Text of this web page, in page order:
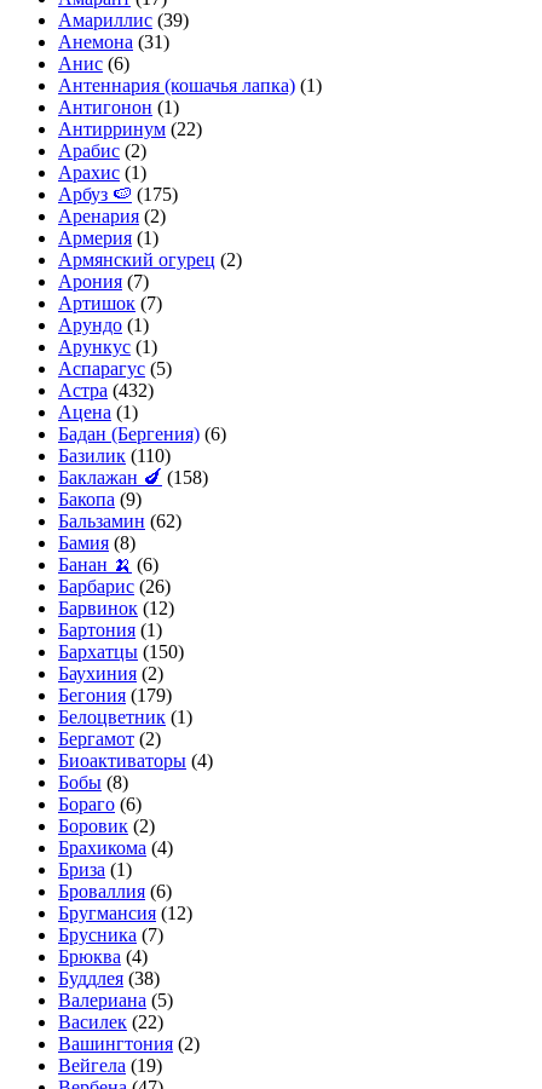
Амариллис (39)
Анемона (31)
Анис (6)
Антеннария (кошачья лапка) (1)
Антигонон (1)
Антирринум (22)
Арабис (2)
Арахис (1)
Арбуз 🍉 (175)
Аренария (2)
Армерия (1)
Армянский огурец (2)
Арония (7)
Артишок (7)
Арундо (1)
Арункус (1)
Аспарагус (5)
Астра (432)
Ацена (1)
Бадан (Бергения) (6)
Базилик (110)
Баклажан 🍆 (158)
Бакопа (9)
Бальзамин (62)
Бамия (8)
Банан 🍌 (6)
Барбарис (26)
Барвинок (12)
Бартония (1)
Бархатцы (150)
Баухиния (2)
Бегония (179)
Белоцветник (1)
Бергамот (2)
Биоактиваторы (4)
Бобы (8)
Бораго (6)
Боровик (2)
Брахикома (4)
Бриза (1)
Броваллия (6)
Бругмансия (12)
Брусника (7)
Брюква (4)
Буддлея (38)
Валериана (5)
Василек (22)
Вашингтония (2)
Вейгела (19)